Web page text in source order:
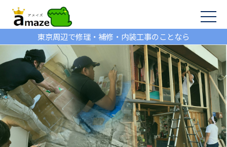
東京周辺で修理・補修・内装工事のことなら